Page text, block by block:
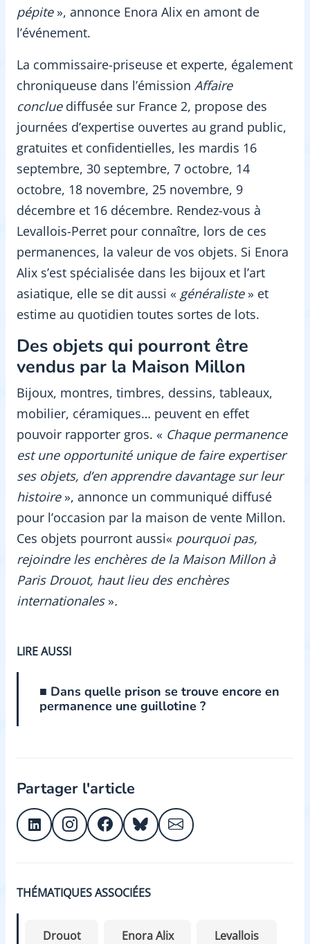
pépite», annonce Enora Alix en amont de
l’événement.
La commissaire-priseuse et experte, également
chroniqueuse dans l’émission Affaire
concluediffusée sur France 2, propose des
journées d’expertise ouvertes au grand public,
gratuites et confidentielles, les mardis 16
septembre, 30 septembre, 7 octobre, 14
octobre, 18 novembre, 25 novembre, 9
décembre et 16 décembre. Rendez-vous à
Levallois-Perret pour connaître, lors de ces
permanences, la valeur de vos objets. Si Enora
Alix s’est spécialisée dans les bijoux et l’art
asiatique, elle se dit aussi « généraliste» et
estime au quotidien toutes sortes de lots.
Des objets qui pourront être
vendus par la Maison Millon
Bijoux, montres, timbres, dessins, tableaux,
mobilier, céramiques… peuvent en effet
pouvoir rapporter gros. « Chaque permanence
est une opportunité unique de faire expertiser
ses objets, d’en apprendre davantage sur leur
histoire », annonce un communiqué diffusé
pour l’occasion par la maison de vente Millon.
Ces objets pourront aussi« pourquoi pas,
rejoindre les enchères de la Maison Millon à
Paris Drouot, haut lieu des enchères
internationales ».
LIRE AUSSI
■ Dans quelle prison se trouve encore en
permanence une guillotine ?
Partager l'article
THÉMATIQUES ASSOCIÉES
Drouot Enora Alix Levallois